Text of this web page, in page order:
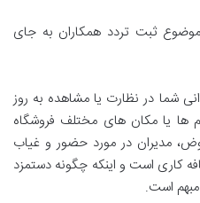
ثبت تردد همکاران به جای
شما در نظارت یا مشاهده به روز
ها یا مکان های مختلف فروشگاه
مدیران در مورد حضور و غیاب
کاری است و اینکه چگونه دستمزد
مبهم است.